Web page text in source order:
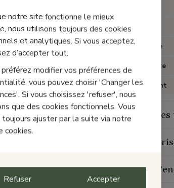
Matière
Doublure
Fermeture
Chaussant
Guide
Guide
notre site fonctionne le mieux
nous utilisons toujours des cookies
et analytiques. Si vous acceptez,
d’accepter tout.
modifier vos préférences de
vous pouvez choisir 'Changer les
Si vous choisissez 'refuser', nous
que des cookies fonctionnels. Vous
ajuster par la suite via notre
cookies.
Refuser Accepter